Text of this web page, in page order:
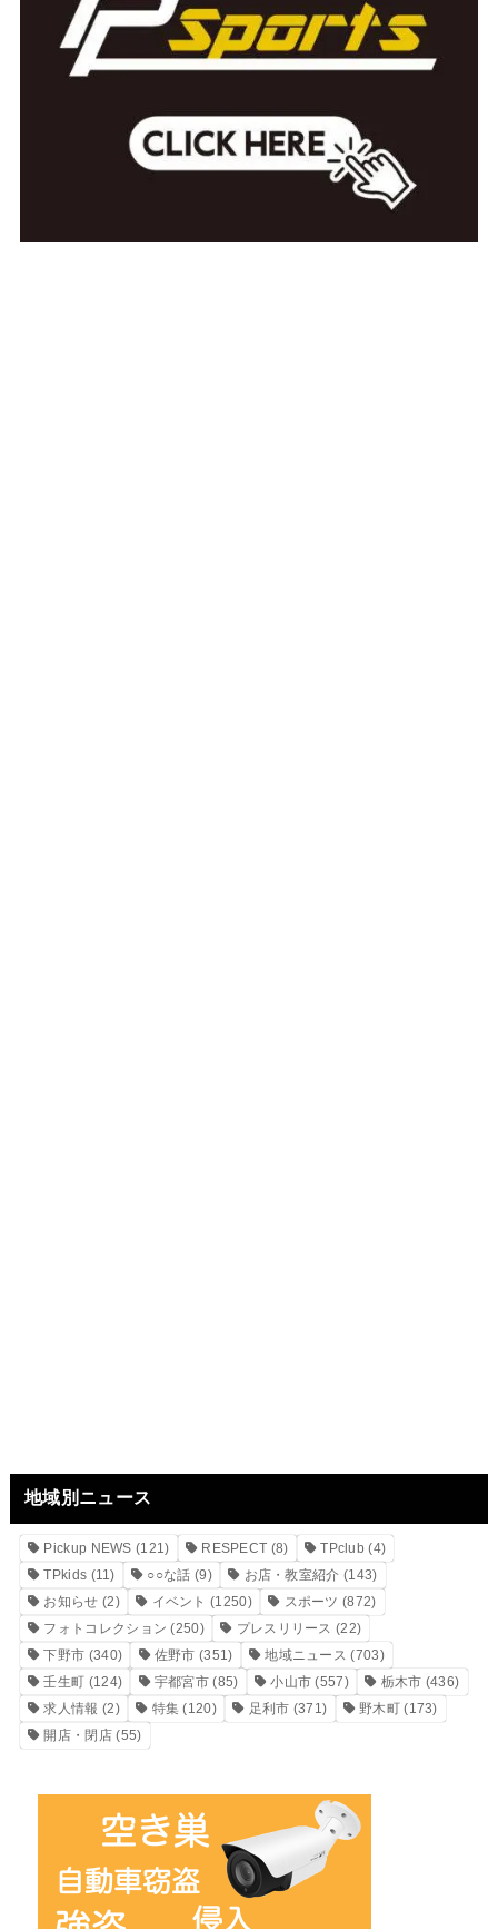
地域別ニュース
Pickup NEWS (121) RESPECT (8) TPclub (4)
TPkids (11) ○○な話 (9) お店・教室紹介 (143)
お知らせ (2) イベント (1250) スポーツ (872)
フォトコレクション (250) プレスリリース (22)
下野市 (340) 佐野市 (351) 地域ニュース (703)
壬生町 (124) 宇都宮市 (85) 小山市 (557) 栃木市 (436)
求人情報 (2) 特集 (120) 足利市 (371) 野木町(173)
開店・閉店(55)